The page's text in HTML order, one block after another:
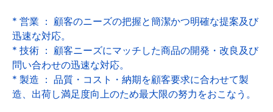
* 営業 ： 顧客のニーズの把握と簡潔かつ明確な提案及び
迅速な対応。
* 技術 ： 顧客ニーズにマッチした商品の開発・改良及び
問い合わせの迅速な対応。
* 製造 ： 品質・コスト・納期を顧客要求に合わせて製
造、出荷し満足度向上のため最大限の努力をおこなう。